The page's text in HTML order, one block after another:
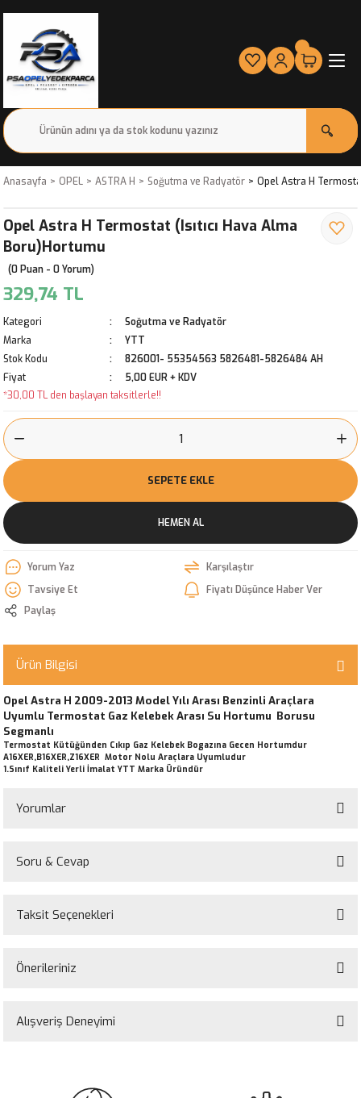
Anasayfa OPEL ASTRA H Soğutma ve Radyatör Opel Astra H
Opel Astra H Termostat (Isıtıcı Hava Alma
Boru)Hortumu
(0 Puan - 0 Yorum)
329,74 TL
Kategori
Soğutma ve Radyatör
Marka
YTT
Stok Kodu
826001- 55354563 5826481-5826484 AH
Fiyat
5,00 EUR + KDV
*30,00 TL den başlayan taksitlerle!!
SEPETE EKLE
HEMEN AL
Yorum Yaz
Karşılaştır
Tavsiye Et
Fiyatı Düşünce Haber Ver
Paylaş
Ürün Bilgisi
Opel Astra H 2009-2013 Model Yılı Arası Benzinli Araçlara
Uyumlu Termostat Gaz Kelebek Arası Su Hortumu Borusu
Segmanlı
Termostat Kütüğünden Cıkıp Gaz Kelebek Bogazına Gecen Hortumdur
A16XER,B16XER,Z16XER Motor Nolu Araçlara Uyumludur
1.Sınıf Kaliteli Yerli İmalat YTT Marka Üründür
Yorumlar
Soru & Cevap
Ürün hakkında henüz soru sorulmamış.
Taksit Seçenekleri
Önerileriniz
yetersiz gördüğünüz noktaları öneri formunu kullanarak tarafımıza
Ürün resmi kalitesiz, bozuk veya görüntülenemiyor.
Alışveriş Deneyimi